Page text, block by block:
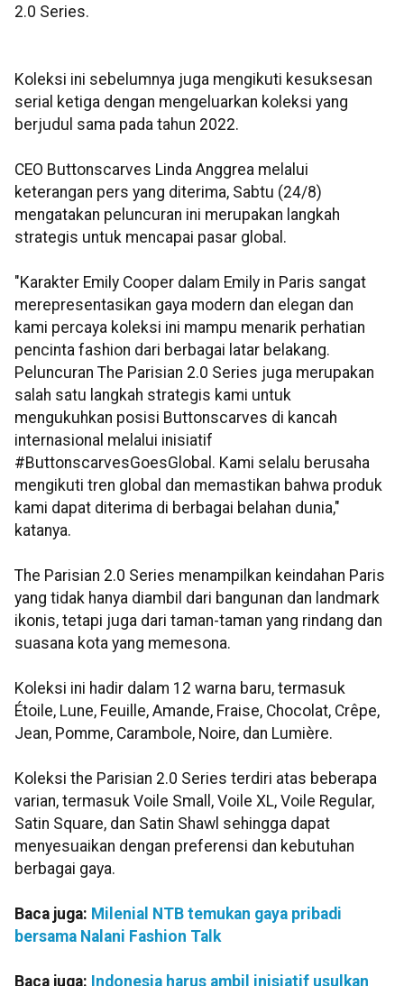
2.0 Series.
Koleksi ini sebelumnya juga mengikuti kesuksesan
serial ketiga dengan mengeluarkan koleksi yang
berjudul sama pada tahun 2022.
CEO Buttonscarves Linda Anggrea melalui
keterangan pers yang diterima, Sabtu (24/8)
mengatakan peluncuran ini merupakan langkah
strategis untuk mencapai pasar global.
"Karakter Emily Cooper dalam Emily in Paris sangat
merepresentasikan gaya modern dan elegan dan
kami percaya koleksi ini mampu menarik perhatian
pencinta fashion dari berbagai latar belakang.
Peluncuran The Parisian 2.0 Series juga merupakan
salah satu langkah strategis kami untuk
mengukuhkan posisi Buttonscarves di kancah
internasional melalui inisiatif
#ButtonscarvesGoesGlobal. Kami selalu berusaha
mengikuti tren global dan memastikan bahwa produk
kami dapat diterima di berbagai belahan dunia,"
katanya.
The Parisian 2.0 Series menampilkan keindahan Paris
yang tidak hanya diambil dari bangunan dan landmark
ikonis, tetapi juga dari taman-taman yang rindang dan
suasana kota yang memesona.
Koleksi ini hadir dalam 12 warna baru, termasuk
Étoile, Lune, Feuille, Amande, Fraise, Chocolat, Crêpe,
Jean, Pomme, Carambole, Noire, dan Lumière.
Koleksi the Parisian 2.0 Series terdiri atas beberapa
varian, termasuk Voile Small, Voile XL, Voile Regular,
Satin Square, dan Satin Shawl sehingga dapat
menyesuaikan dengan preferensi dan kebutuhan
berbagai gaya.
Baca juga: Milenial NTB temukan gaya pribadi
bersama Nalani Fashion Talk
Baca juga: Indonesia harus ambil inisiatif usulkan